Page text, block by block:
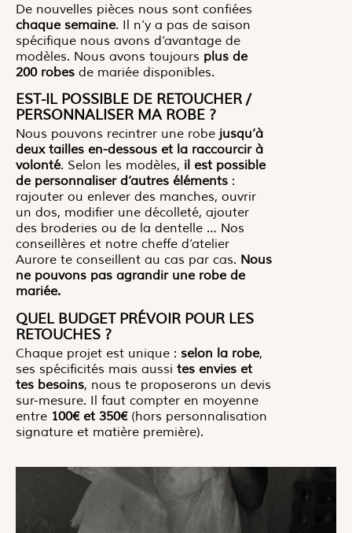
De nouvelles pièces nous sont confiées
chaque semaine. Il n’y a pas de saison
spécifique nous avons d’avantage de
modèles. Nous avons toujours plus de
200 robes de mariée disponibles.
EST-IL POSSIBLE DE RETOUCHER /
PERSONNALISER MA ROBE ?
Nous pouvons recintrer une robe jusqu’à
deux tailles en-dessous et la raccourcir à
volonté. Selon les modèles, il est possible
de personnaliser d’autres éléments :
rajouter ou enlever des manches, ouvrir
un dos, modifier une décolleté, ajouter
des broderies ou de la dentelle … Nos
conseillères et notre cheffe d’atelier
Aurore te conseillent au cas par cas. Nous
ne pouvons pas agrandir une robe de
mariée.
QUEL BUDGET PRÉVOIR POUR LES
RETOUCHES ?
Chaque projet est unique : selon la robe,
ses spécificités mais aussi tes envies et
tes besoins, nous te proposerons un devis
sur-mesure. Il faut compter en moyenne
entre 100€ et 350€(hors personnalisation
signature et matière première).